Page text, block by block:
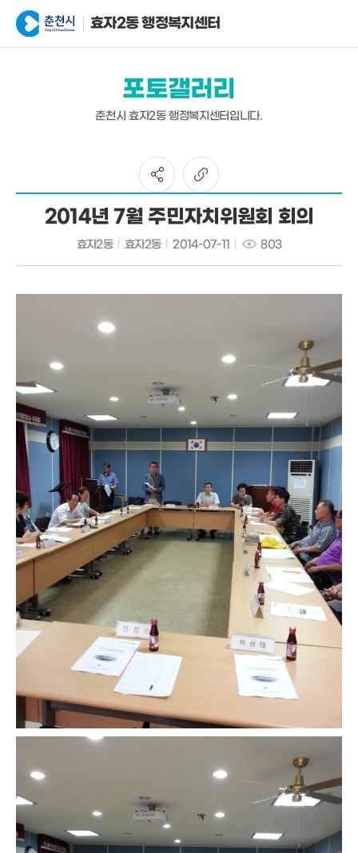
효자2동 행정복지센터
포토갤러리
춘천시 효자2동 행정복지센터입니다.
2014년 7월 주민자치위원회 회의
효자2동 효자2동 2014-07-11 803